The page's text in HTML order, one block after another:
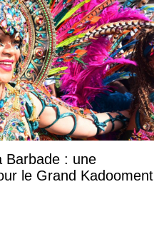
Barbade : une
le Grand Kadooment